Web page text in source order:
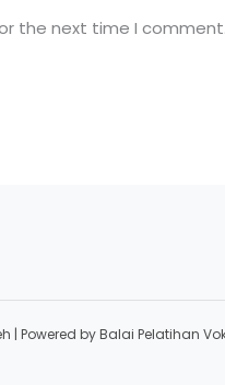
the next time I
Powered by Balai Pelatihan